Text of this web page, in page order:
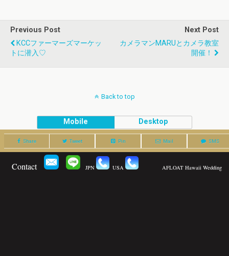
Previous Post
KCCファーマーズマーケッ
トに潜入♡
Next Post
カメラマンMARUとカメラ教室
開催！
Back to top
Mobile Desktop
Share Tweet Pin Mail SMS
Contact JPN USA AFLOAT Hawaii